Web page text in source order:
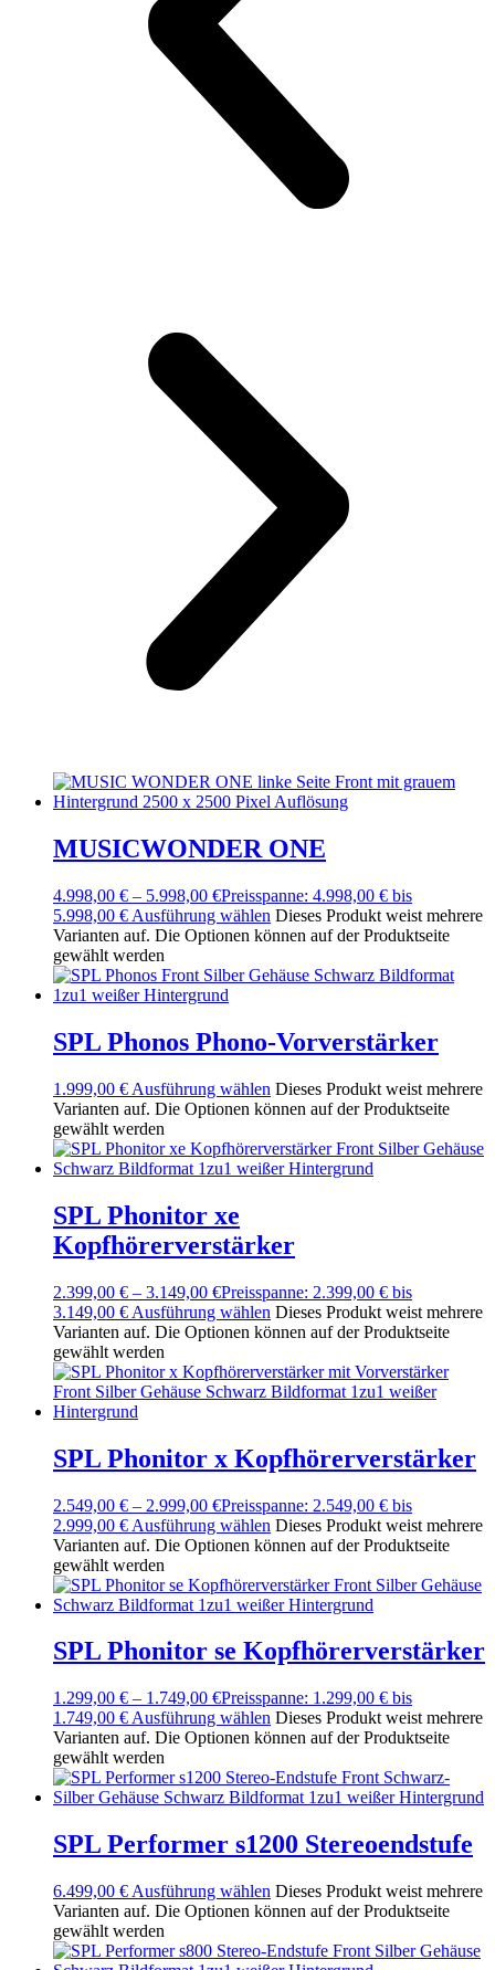
MUSICWONDER ONE
4.998,00 € – 5.998,00 €Preisspanne: 4.998,00 € bis
5.998,00 € Ausführung wählen Dieses Produkt weist mehrere
Varianten auf. Die Optionen können auf der Produktseite
gewählt werden
SPL Phonos Phono-Vorverstärker
1.999,00 € Ausführung wählen Dieses Produkt weist mehrere
Varianten auf. Die Optionen können auf der Produktseite
gewählt werden
SPL Phonitor xe
Kopfhörerverstärker
2.399,00 € – 3.149,00 €Preisspanne: 2.399,00 € bis
3.149,00 € Ausführung wählen Dieses Produkt weist mehrere
Varianten auf. Die Optionen können auf der Produktseite
gewählt werden
SPL Phonitor x Kopfhörerverstärker
2.549,00 € – 2.999,00 €Preisspanne: 2.549,00 € bis
2.999,00 € Ausführung wählen Dieses Produkt weist mehrere
Varianten auf. Die Optionen können auf der Produktseite
gewählt werden
SPL Phonitor se Kopfhörerverstärker
1.299,00 € – 1.749,00 €Preisspanne: 1.299,00 € bis
1.749,00 € Ausführung wählen Dieses Produkt weist mehrere
Varianten auf. Die Optionen können auf der Produktseite
gewählt werden
SPL Performer s1200 Stereoendstufe
6.499,00 € Ausführung wählen Dieses Produkt weist mehrere
Varianten auf. Die Optionen können auf der Produktseite
gewählt werden